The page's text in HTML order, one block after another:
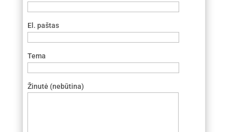
El. paštas
Tema
Žinutė (nebūtina)